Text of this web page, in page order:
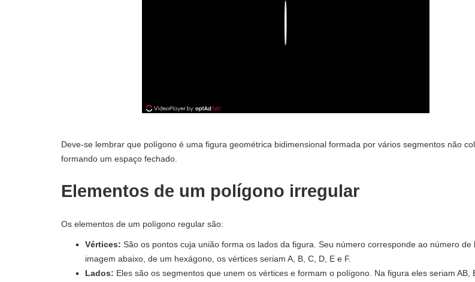
Deve-se lembrar que polígono é uma figura geométrica bidimensional formada por vários segmentos não
formando um espaço fechado.
Elementos de um polígono irregular
Os elementos de um polígono regular são:
Vértices: São os pontos cuja união forma os lados da figura. Seu número corresponde ao número de
imagem abaixo, de um hexágono, os vértices seriam A, B, C, D, E e F.
Lados: Eles são os segmentos que unem os vértices e formam o polígono. Na figura eles seriam AB,